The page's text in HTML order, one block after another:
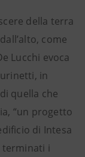
della terra
come
Lucchi evoca
in
quella che
“un progetto
di Intesa
terminati i